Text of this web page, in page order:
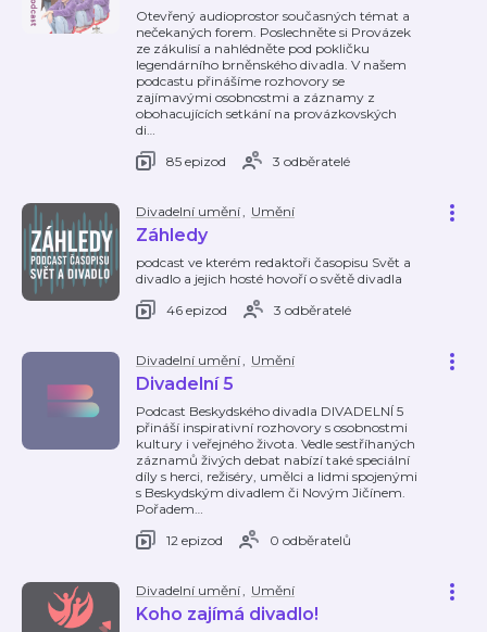
Otevřený audioprostor současných témat a
nečekaných forem. Poslechněte si Provázek
ze zákulisí a nahlédněte pod pokličku
legendárního brněnského divadla. V našem
podcastu přinášíme rozhovory se
zajímavými osobnostmi a záznamy z
obohacujících setkání na provázkovských
di…
85 epizod
3 odběratelé
Divadelní umění, Umění
Záhledy
podcast ve kterém redaktoři časopisu Svět a
divadlo a jejich hosté hovoří o světě divadla
46 epizod
3 odběratelé
Divadelní umění, Umění
Divadelní 5
Podcast Beskydského divadla DIVADELNÍ 5
přináší inspirativní rozhovory s osobnostmi
kultury i veřejného života. Vedle sestříhaných
záznamů živých debat nabízí také speciální
díly s herci, režiséry, umělci a lidmi spojenými
s Beskydským divadlem či Novým Jičínem.
Pořadem…
12 epizod
0 odběratelů
Divadelní umění, Umění
Koho zajímá divadlo!